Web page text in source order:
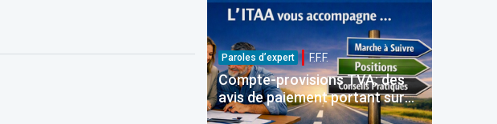
Paroles d’expert F.F.F.
Compte-provisions TVA: des
avis de paiement portant sur
des montants déjà payés